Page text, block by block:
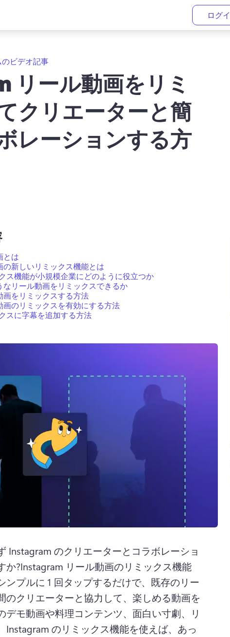
ログ
ビデオ記事
リール動画をリミ
クリエーターと簡
レーションする方
とは
の新しいリミックス機能とは
ス機能が小規模企業にどのように役立つか
なリール動画をリミックスできるか
画をリミックスする方法
画のリミックスを有効にする方法
スに字幕を追加する方法
Instagram のクリエーターとコラボレーショ
か?Instagram リール動画のリミックス機能
ンプルに 1 回タップするだけで、既存のリー
のクリエーターと協力して、楽しめる動画を
デモ動画や料理コンテンツ、面白い寸劇、リ
Instagram のリミックス機能を使えば、あっ